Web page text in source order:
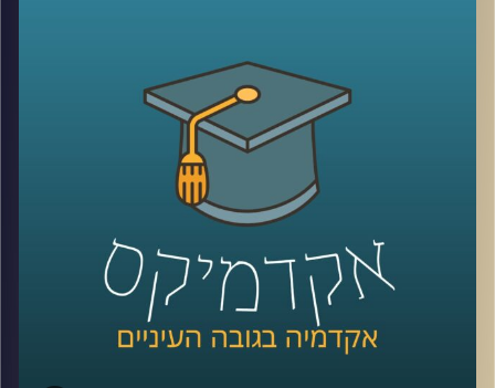
היום זכיתי לארח את ד”ר שירי צמח שמיר – חוקרת ומרצה
מובילה בתחום כלכלת הסביבה, בעלת תואר שני ודוקטורט
בכלכלה בתוכנית המשותפת של הטכניון ואוניברסיטת חיפה.
היא מתמחה בהערכה כלכלית של המגוון הביולוגי, שירותי
המערכת האקולוגית הימית והיבשתית, ובפיתוח מודלים
חדשניים לקבלת החלטות רציונלית ומקיימת.
אז איך מתמחרים את שוויו של עץ? מה הקשר בין נחלים, פחמן
ומסים? ולמה דווקא ישראל תופסת טרמפ על המאמץ העולמי
נגד משבר האקלים?